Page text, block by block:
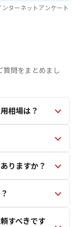
ターネットアンケート
質問をまとめまし
相場は？
りますか？
すべきです